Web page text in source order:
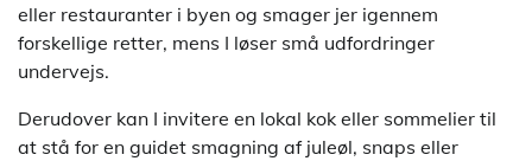
eller restauranter i byen og smager jer igennem
forskellige retter, mens I løser små udfordringer
undervejs.
Derudover kan I invitere en lokal kok eller sommelier til
at stå for en guidet smagning af juleøl, snaps eller